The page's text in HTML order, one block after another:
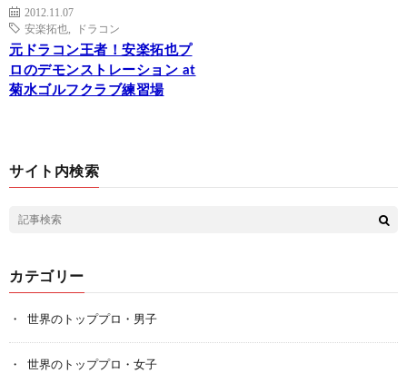
2012.11.07
安楽拓也
ドラコン
元ドラコン王者！安楽拓也プ
ロのデモンストレーション at
菊水ゴルフクラブ練習場
サイト内検索
カテゴリー
世界のトッププロ・男子
世界のトッププロ・女子